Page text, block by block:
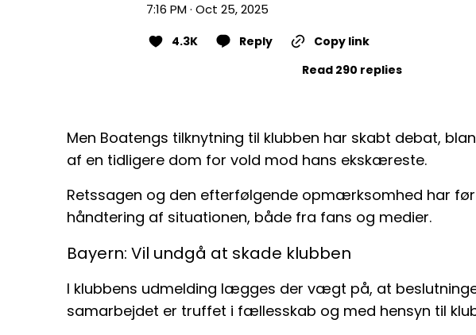
7:16 PM · Oct 25, 2025
4.3K Reply
Copy link
Read 290 replies
Men Boatengs tilknytning til klubben har skabt debat,
af en tidligere dom for vold mod hans ekskæreste.
Retssagen og den efterfølgende opmærksomhed har
håndtering af situationen, både fra fans og medier.
Bayern: Vil undgå at skade klubben
I klubbens udmelding lægges der vægt på, at
samarbejdet er truffet i fællesskab og med hensyn til